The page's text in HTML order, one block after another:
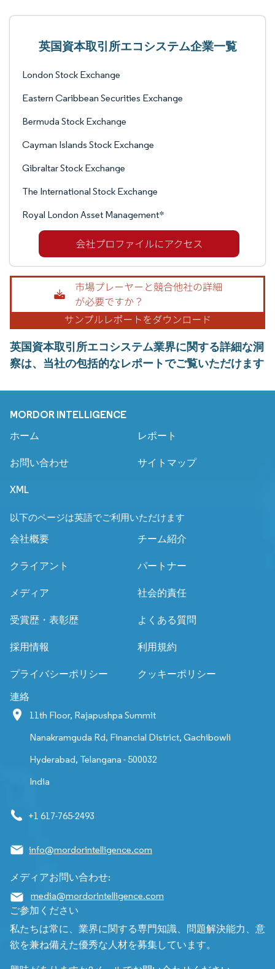
英国資本取引所エコシステム企業一覧
London Stock Exchange
Eastern Caribbean Securities Exchange
Bermuda Stock Exchange
Cayman Islands Stock Exchange
Gibraltar Stock Exchange
The International Stock Exchange
Royal London Asset Management*
英国資本取引所エコシステム業界に関する詳細な洞
察は、当社の包括的なレポートでご覧いただけます
MORDOR INTELLIGENCE
ホーム レポート
お問い合わせ サイトマップ
XML
以下のページは英語でご利用いただけます
会社概要 チーム紹介
クライアント パートナー
メディア 社会的責任
受賞歴・表彰歴 よくある質問
採用情報 利用規約
プライバシーポリシー クッキーポリシー
連絡
11th Floor, Rajapushpa Summit
Nanakramguda Rd, Financial District, Gachibowli
Hyderabad, Telangana - 500032
India
+1 617-765-2493
info@mordorintelligence.com
メディアお問い合わせ:
media@mordorintelligence.com
ご参加ください
私たちは常に、業界に関する専門知識、問題解決能力、意
欲を兼ね備えた優秀な人材を募集しています。